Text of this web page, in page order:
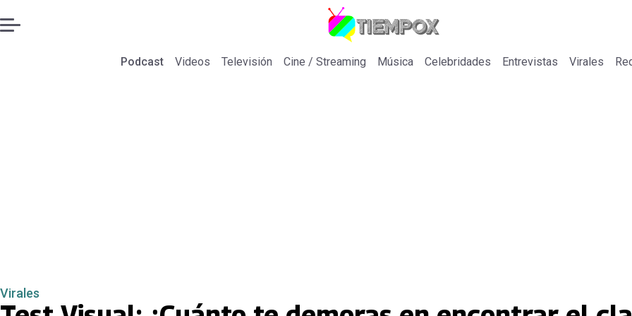
Podcast Videos Televisión Cine / Streaming Música Celebridades Entrevistas Virales
Virales